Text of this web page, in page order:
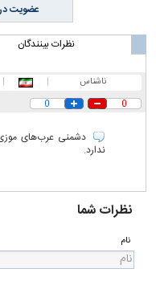
عضویت در
نظرات بینندگان
ناشناس |
|
0
0
دشمنی عرب‌های موزی
ندارد.
نظرات شما
نام